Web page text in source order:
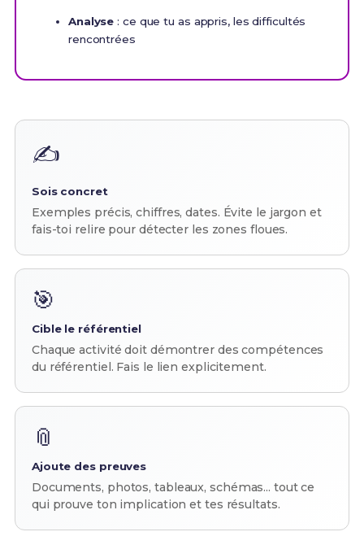
Analyse : ce que tu as appris, les difficultés
rencontrées
✍️
Sois concret
Exemples précis, chiffres, dates. Évite le jargon et
fais-toi relire pour détecter les zones floues.
🎯
Cible le référentiel
Chaque activité doit démontrer des compétences
du référentiel. Fais le lien explicitement.
📎
Ajoute des preuves
Documents, photos, tableaux, schémas... tout ce
qui prouve ton implication et tes résultats.